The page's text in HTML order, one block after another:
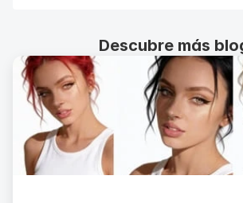
Descubre más